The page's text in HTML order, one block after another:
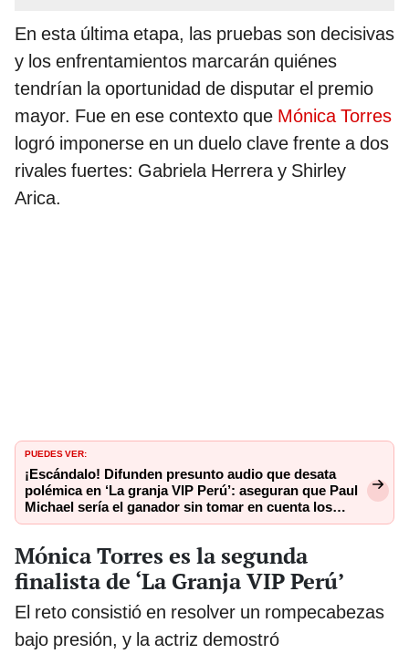
En esta última etapa, las pruebas son decisivas
y los enfrentamientos marcarán quiénes
tendrían la oportunidad de disputar el premio
mayor. Fue en ese contexto que Mónica Torres
logró imponerse en un duelo clave frente a dos
rivales fuertes: Gabriela Herrera y Shirley
Arica.
PUEDES VER:
¡Escándalo! Difunden presunto audio que desata
polémica en ‘La granja VIP Perú’: aseguran que Paul
Michael sería el ganador sin tomar en cuenta los
votos del público
Mónica Torres es la segunda
finalista de ‘La Granja VIP Perú’
El reto consistió en resolver un rompecabezas
bajo presión, y la actriz demostró